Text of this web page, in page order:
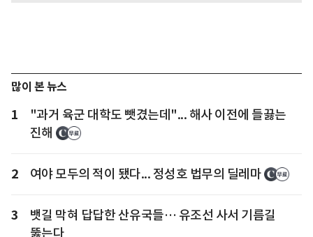
많이 본 뉴스
1
"과거 육군 대학도 뺏겼는데"... 해사 이전에 들끓는
진해
2 여야 모두의 적이 됐다... 정성호 법무의 딜레마
3
뱃길 막혀 답답한 산유국들… 유조선 사서 기름길
뚫는다